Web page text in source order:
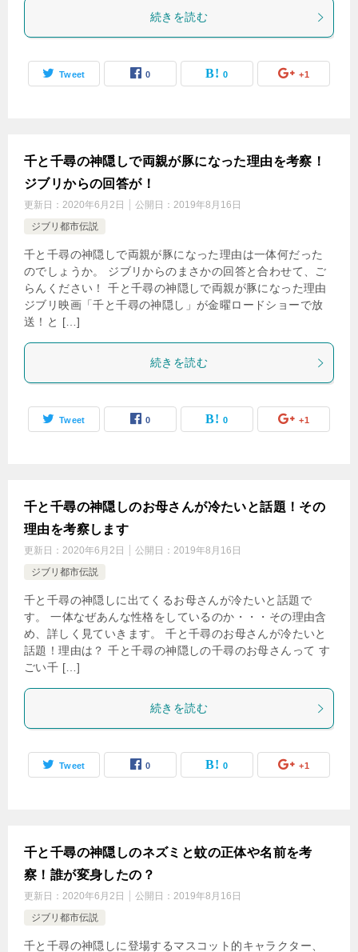
続きを読む
Tweet 0 0 +1
千と千尋の神隠しで両親が豚になった理由を考察！
ジブリからの回答が！
更新日： 2020年6月2日 公開日： 2019年8月16日
ジブリ都市伝説
千と千尋の神隠しで両親が豚になった理由は一体何だった
のでしょうか。 ジブリからのまさかの回答と合わせて、ご
らんください！ 千と千尋の神隠しで両親が豚になった理由
ジブリ映画「千と千尋の神隠し」が金曜ロードショーで放
送！と […]
続きを読む
Tweet 0 0 +1
千と千尋の神隠しのお母さんが冷たいと話題！その
理由を考察します
更新日： 2020年6月2日 公開日： 2019年8月16日
ジブリ都市伝説
千と千尋の神隠しに出てくるお母さんが冷たいと話題で
す。 一体なぜあんな性格をしているのか・・・その理由含
め、詳しく見ていきます。 千と千尋のお母さんが冷たいと
話題！理由は？ 千と千尋の神隠しの千尋のお母さんって す
ごい千 […]
続きを読む
Tweet 0 0 +1
千と千尋の神隠しのネズミと蚊の正体や名前を考
察！誰が変身したの？
更新日： 2020年6月2日 公開日： 2019年8月16日
ジブリ都市伝説
千と千尋の神隠しに登場するマスコット的キャラクター、